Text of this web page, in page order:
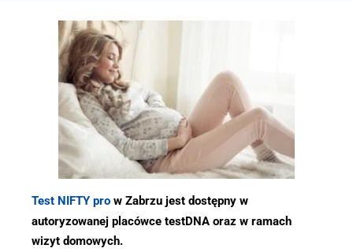
Test NIFTY pro w Zabrzu jest dostępny w
autoryzowanej placówce testDNA oraz w ramach
wizyt domowych.